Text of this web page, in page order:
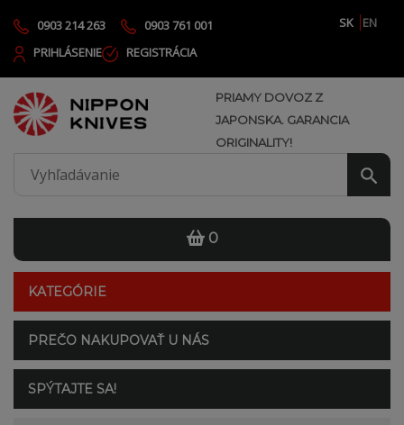
0903 214 263 0903 761 001 SK
EN
PRIHLÁSENIE
REGISTRÁCIA
PRIAMY DOVOZ Z
JAPONSKA. GARANCIA
ORIGINALITY!
0
KATEGÓRIE
PREČO NAKUPOVAŤ U NÁS
SPÝTAJTE SA!